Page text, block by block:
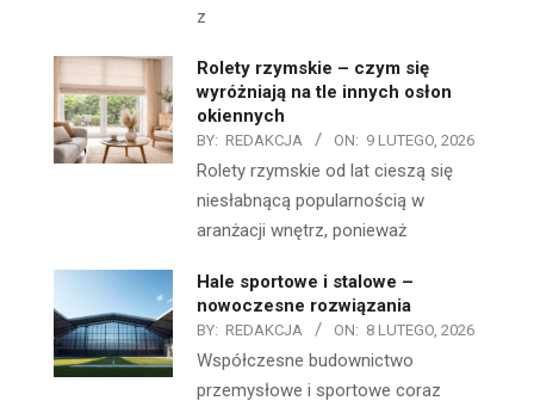
z
Rolety rzymskie – czym się
wyróżniają na tle innych osłon
okiennych
BY: REDAKCJA ON: 9 LUTEGO, 2026
Rolety rzymskie od lat cieszą się
niesłabnącą popularnością w
aranżacji wnętrz, ponieważ
Hale sportowe i stalowe –
nowoczesne rozwiązania
BY: REDAKCJA ON: 8 LUTEGO, 2026
Współczesne budownictwo
przemysłowe i sportowe coraz